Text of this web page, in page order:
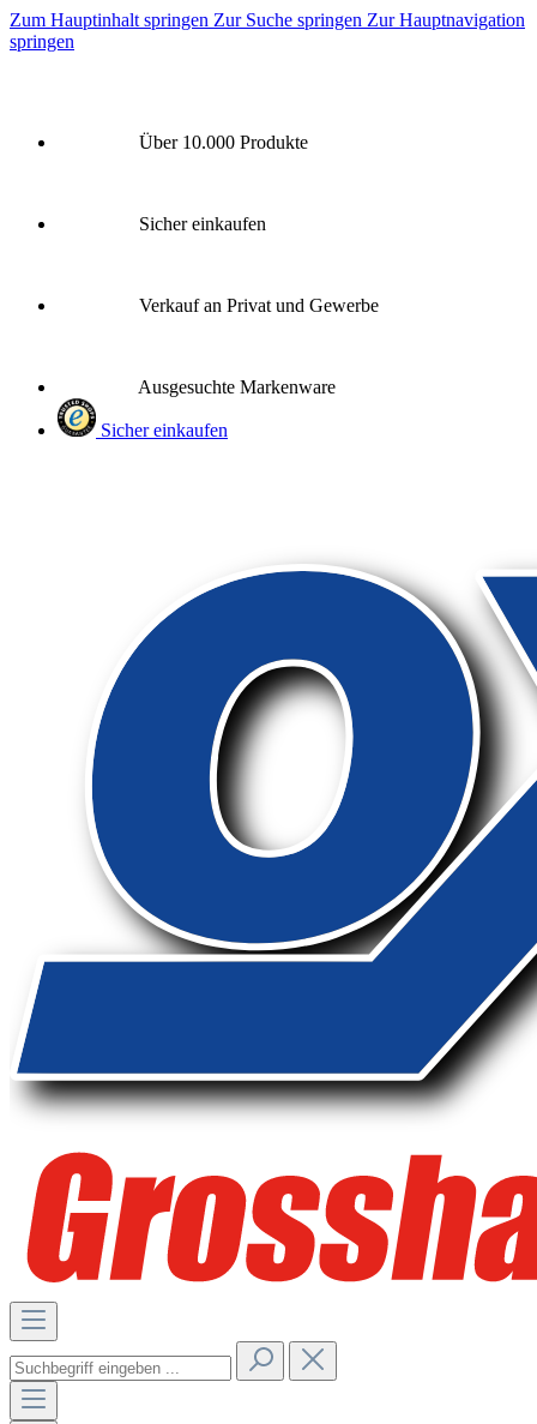
Zum Hauptinhalt springen Zur Suche springen Zur Hauptnavigation
springen
Über 10.000 Produkte
Sicher einkaufen
Verkauf an Privat und Gewerbe
Ausgesuchte Markenware
Sicher einkaufen